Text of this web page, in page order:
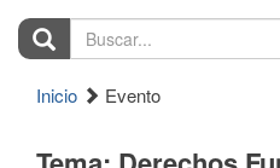
Buscar...
Inicio Evento